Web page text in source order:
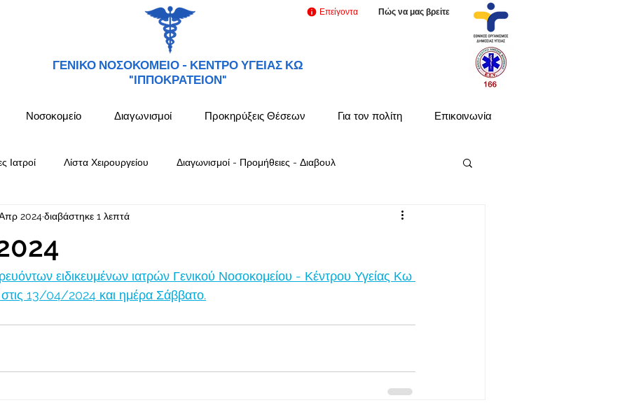
ΓΕΝΙΚΟ ΝΟΣΟΚΟΜΕΙΟ - ΚΕΝΤΡΟ ΥΓΕΙΑΣ ΚΩ
"ΙΠΠΟΚΡΑΤΕΙΟΝ"
Επείγοντα Πώς να μας βρείτε
Νοσοκομείο Διαγωνισμοί Προκηρύξεις Θέσεων Για τον πολίτη Επικοινωνία
Ιατροί Λίστα Χειρουργείου Διαγωνισμοί - Προμήθειες - Διαβουλ
2024διαβάστηκε 1 λεπτά
ειδικευμένων ιατρών Γενικού Νοσοκομείου - Κέντρου Υγείας Κω
13/04/2024 και ημέρα Σάββατο.